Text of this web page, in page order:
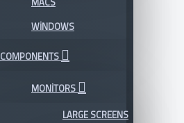
WINDOWS
COMPONENTS
MONITORS
LARGE SCREENS